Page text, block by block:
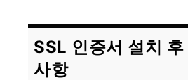
SSL 인증서 설치
사항